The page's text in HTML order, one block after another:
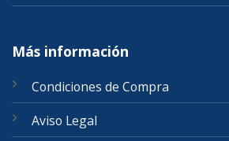
Más información
Condiciones de Compra
Aviso Legal